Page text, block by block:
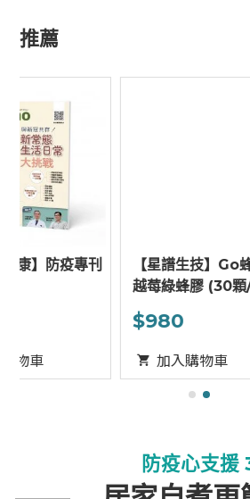
推薦
【星譜生技】Go蜂護_蔓
越莓綠蜂膠 (30顆/盒)
【
酐
防疫心支援